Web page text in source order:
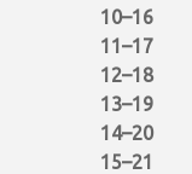
10–16
11–17
12–18
13–19
14–20
15–21